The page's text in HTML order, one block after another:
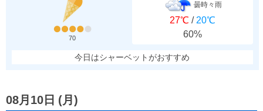
70
曇時々雨
27℃ / 20℃
60%
今日はシャーベットがおすすめ
08月10日 (月 )